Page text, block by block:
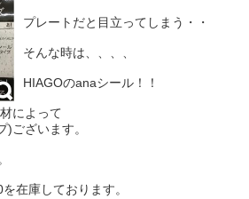
プレートだと目立ってしまう・・
そんな時は、、、、
HIAGOのanaシール！！
によって
ございます。
在庫しております。